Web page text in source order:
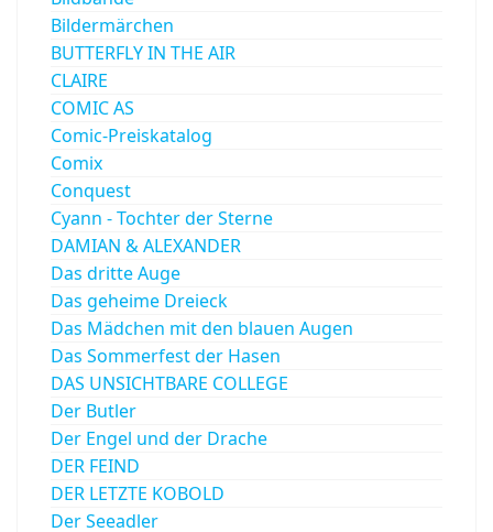
Bildermärchen
BUTTERFLY IN THE AIR
CLAIRE
COMIC AS
Comic-Preiskatalog
Comix
Conquest
Cyann - Tochter der Sterne
DAMIAN & ALEXANDER
Das dritte Auge
Das geheime Dreieck
Das Mädchen mit den blauen Augen
Das Sommerfest der Hasen
DAS UNSICHTBARE COLLEGE
Der Butler
Der Engel und der Drache
DER FEIND
DER LETZTE KOBOLD
Der Seeadler